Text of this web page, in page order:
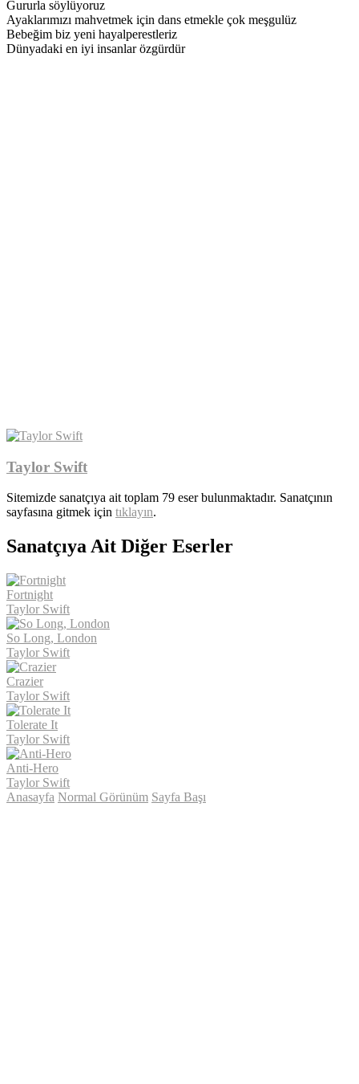
Gururla söylüyoruz
Ayaklarımızı mahvetmek için dans etmekle çok meşgulüz
Bebeğim biz yeni hayalperestleriz
Dünyadaki en iyi insanlar özgürdür
Taylor Swift
Sitemizde sanatçıya ait toplam 79 eser bulunmaktadır. Sanatçının
sayfasına gitmek için tıklayın.
Sanatçıya Ait Diğer Eserler
Fortnight
Taylor Swift
So Long, London
Taylor Swift
Crazier
Taylor Swift
Tolerate It
Taylor Swift
Anti-Hero
Taylor Swift
Anasayfa Normal Görünüm Sayfa Başı